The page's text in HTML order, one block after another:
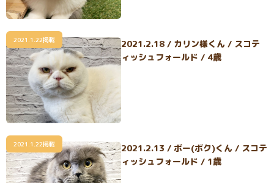
2021.1.22掲載
2021.2.18 / カリン様くん / スコテ
ィッシュフォールド / 4歳
2021.1.22掲載
2021.2.13 / ボー(ボク)くん / スコテ
ィッシュフォールド / 1歳